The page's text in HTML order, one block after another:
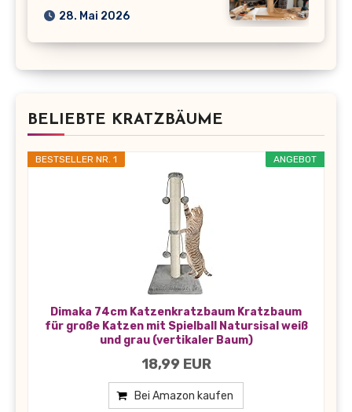
28. Mai 2026
BELIEBTE KRATZBÄUME
ANGEBOT
BESTSELLER NR. 1
Dimaka 74cm Katzenkratzbaum Kratzbaum
für große Katzen mit Spielball Natursisal weiß
und grau (vertikaler Baum)
18,99 EUR
Bei Amazon kaufen